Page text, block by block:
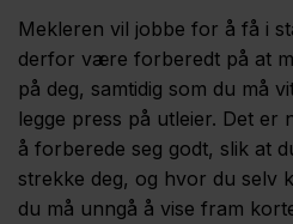
Mekleren vil jobbe for å få i
derfor være forberedt på at
på deg, samtidig som du må
legge press på utleier. Det
å forberede seg godt, slik at
strekke deg, og hvor du selv
du må unngå å vise fram